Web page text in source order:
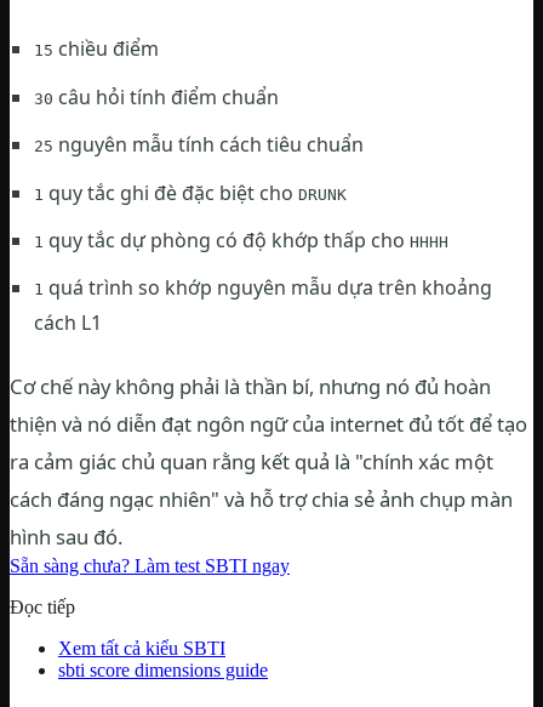
15 chiều điểm
30 câu hỏi tính điểm chuẩn
25 nguyên mẫu tính cách tiêu chuẩn
1 quy tắc ghi đè đặc biệt cho DRUNK
1 quy tắc dự phòng có độ khớp thấp cho HHHH
1 quá trình so khớp nguyên mẫu dựa trên khoảng
cách L1
Cơ chế này không phải là thần bí, nhưng nó đủ hoàn
thiện và nó diễn đạt ngôn ngữ của internet đủ tốt để tạo
ra cảm giác chủ quan rằng kết quả là "chính xác một
cách đáng ngạc nhiên" và hỗ trợ chia sẻ ảnh chụp màn
hình sau đó.
Sẵn sàng chưa? Làm test SBTI ngay
Đọc tiếp
Xem tất cả kiểu SBTI
sbti score dimensions guide